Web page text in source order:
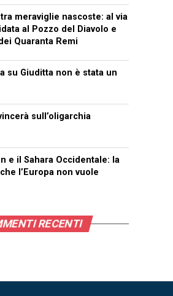
meraviglie nascoste: al via
al Pozzo del Diavolo e
Quaranta Remi
su Giuditta non è stata un
sull’oligarchia
e il Sahara Occidentale: la
l’Europa non vuole
RECENTI